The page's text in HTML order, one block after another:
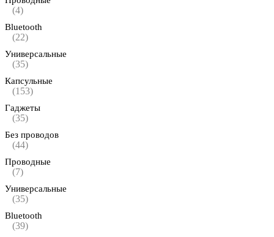
(4)
Bluetooth
(22)
Универсальные
(35)
Капсульные
(153)
Гаджеты
(35)
Без проводов
(44)
Проводные
(7)
Универсальные
(35)
Bluetooth
(39)